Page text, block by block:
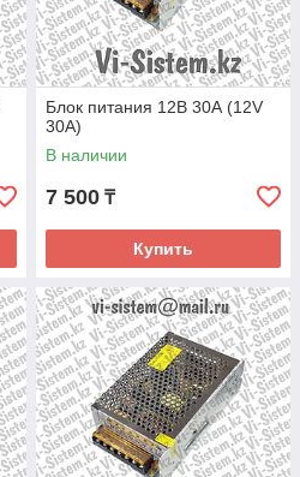
Блок питания 12В 30А (12V
30A)
В наличии
7 500 ₸
Купить